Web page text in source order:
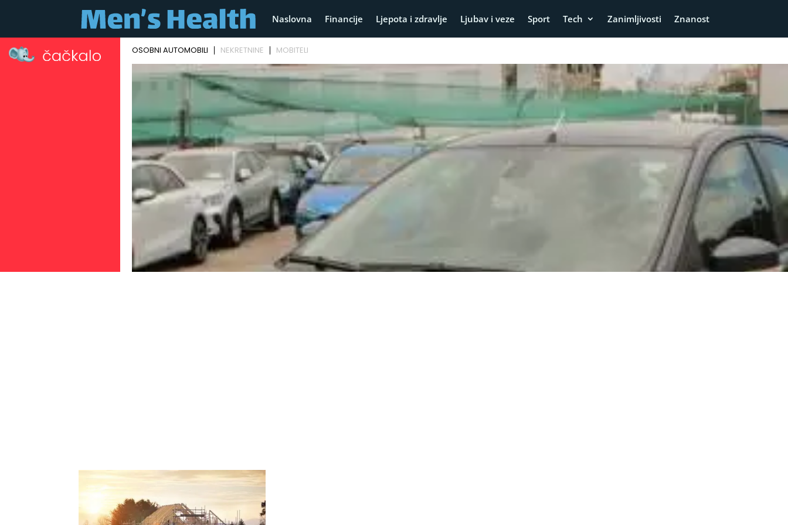
Naslovna Financije Ljepota i zdravlje Ljubav i veze Sport Tech Zanimljivosti Znanost